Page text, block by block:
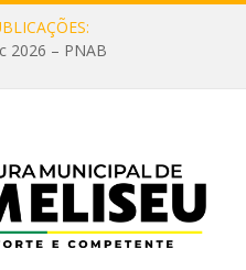
2026 – PNAB